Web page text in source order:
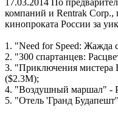
компаний и Rentrak Corp.,
кинопроката России за
1. "Need for Speed: Жажда
2. "300 спартанцев:
3. "Приключения
($2.3M);
4. "Воздушный маршал" -
5. "Отель 'Гранд